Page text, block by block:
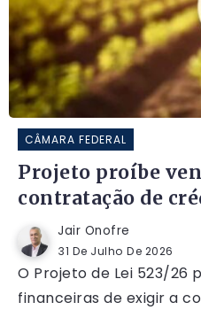
CÂMARA FEDERAL
Projeto proíbe
contratação de
Jair Onofre
31 De Julho De 2026
O Projeto de Lei 523/26
financeiras de exigir a